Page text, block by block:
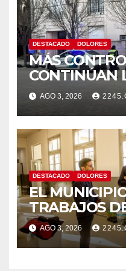
DESTACADO DOLORES
MÁS
CONTINÚAN
OPERATIVOS
DE
AGO 3, 2026
DESTACADO DOLORES
EL
TRABAJOS
LA ESCUELA
AGO 3, 2026